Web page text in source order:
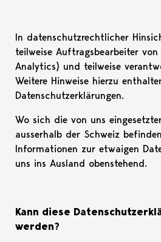
In datenschutzrechtlicher
teilweise Auftragsbearbeiter von
Analytics) und teilweise
Weitere Hinweise hierzu
Datenschutzerklärungen.
Wo sich die von uns
ausserhalb der Schweiz
Informationen zur etwaigen
uns ins Ausland obenstehend.
Kann diese
werden?